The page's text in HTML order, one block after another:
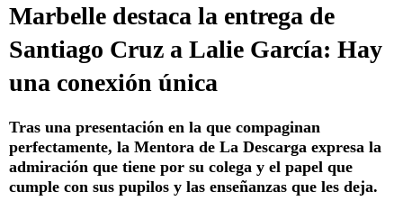
Marbelle destaca la entrega de
Santiago Cruz a Lalie García: Hay
una conexión única
Tras una presentación en la que compaginan
perfectamente, la Mentora de La Descarga expresa la
admiración que tiene por su colega y el papel que
cumple con sus pupilos y las enseñanzas que les deja.